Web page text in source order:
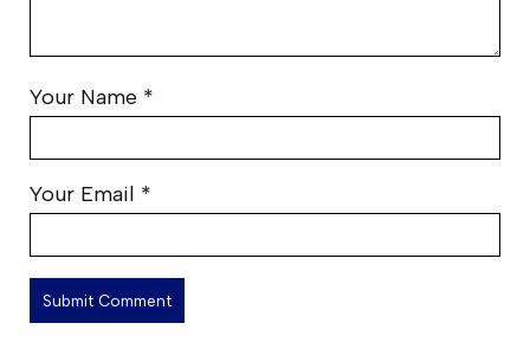
Your Name *
Your Email *